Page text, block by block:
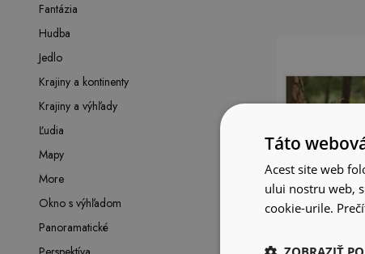
Fantázia
Hudba
Jedlo
Krajiny a kontinenty
Krajiny a výhľady
Ľudia
Mapy
More
Okno s výhľadom
Panoramatické
Táto
Acest site web
ului nostru web,
cookie-urile.